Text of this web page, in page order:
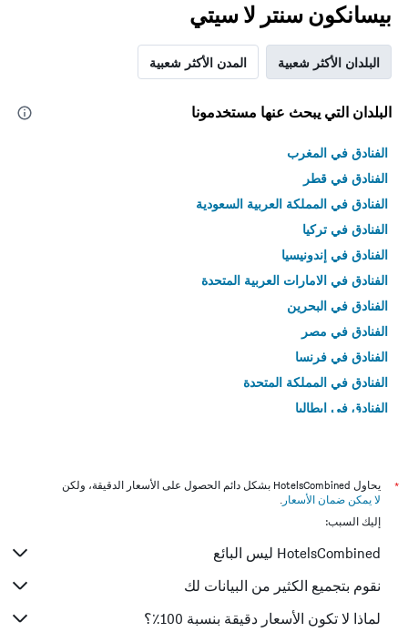
بيسانكون سنتر لا سيتي
البلدان الأكثر شعبية المدن الأكثر شعبية
البلدان التي يبحث عنها مستخدمونا
الفنادق في المغرب
الفنادق في قطر
الفنادق في المملكة العربية السعودية
الفنادق في تركيا
الفنادق في إندونيسيا
الفنادق في الامارات العربية المتحدة
الفنادق في البحرين
الفنادق في مصر
الفنادق في فرنسا
الفنادق في المملكة المتحدة
الفنادق في إيطاليا
*
يحاول HotelsCombined بشكل دائم الحصول على الأسعار الدقيقة، ولكن
لا يمكن ضمان الأسعار .
إليك السبب:
HotelsCombined ليس البائع
نقوم بتجميع الكثير من البيانات لك
لماذا لا تكون الأسعار دقيقة بنسبة 100٪؟